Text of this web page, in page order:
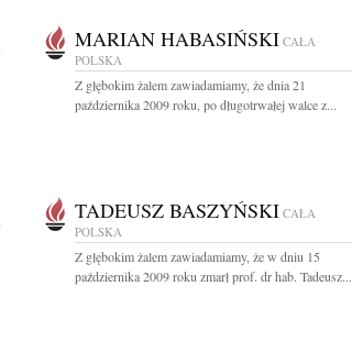
MARIAN HABASIŃSKI CAŁA
POLSKA
Z głębokim żalem zawiadamiamy, że dnia 21
października 2009 roku, po długotrwałej walce z...
TADEUSZ BASZYŃSKI CAŁA
POLSKA
Z głębokim żalem zawiadamiamy, że w dniu 15
października 2009 roku zmarł prof. dr hab. Tadeusz...